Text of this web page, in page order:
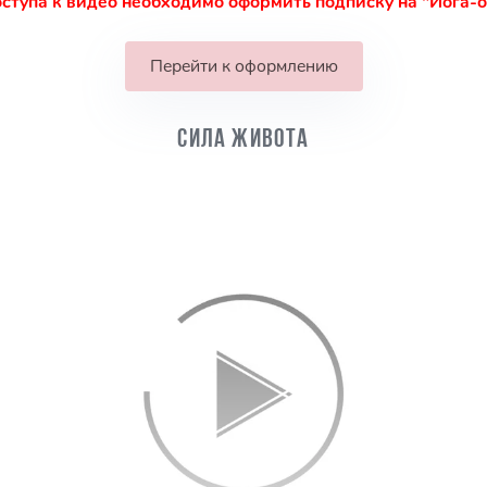
Перейти к оформлению
Сила живота